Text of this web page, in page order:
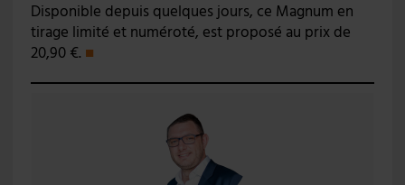
Disponible depuis quelques jours, ce Magnum en
tirage limité et numéroté, est proposé au prix de
20,90 €. ■